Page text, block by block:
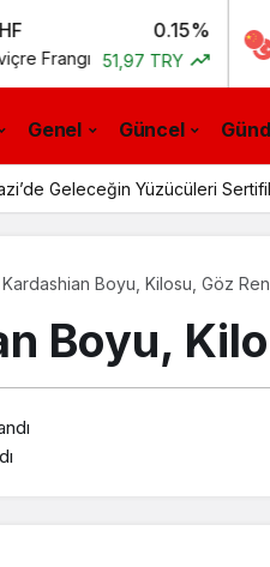
51,97 TRY
CNY
Çin
Genel Güncel
Geleceğin Yüzücüleri
Kardashian Boyu, Kilosu, Göz
Boyu,